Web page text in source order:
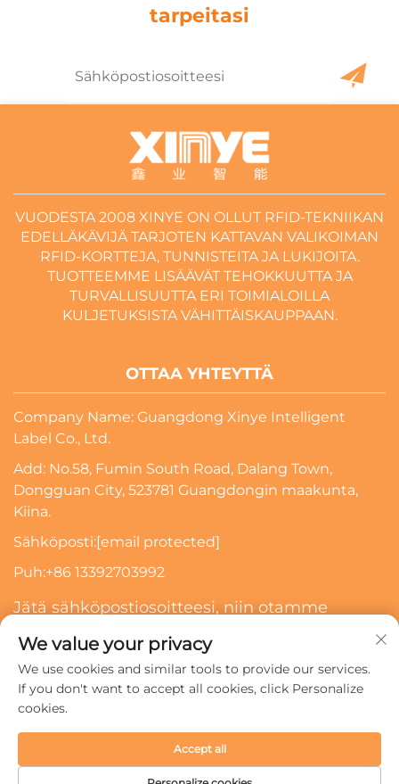
tarpeitasi
VUODESTA 2008 XINYE ON OLLUT RFID-TEKNIIKAN
EDELLÄKÄVIJÄ TARJOTEN KATTAVAN VALIKOIMAN
RFID-KORTTEJA, TUNNISTEITA JA LUKIJOITA.
TUOTTEEMME LISÄÄVÄT TEHOKKUUTTA JA
TURVALLISUUTTA ERI TOIMIALOILLA
KULJETUKSISTA VÄHITTÄISKAUPPAAN.
OTTAA YHTEYTTÄ
Company Name: Guangdong Xinye Intelligent
Label Co., Ltd.
Add: No.58, Fumin South Road, Dalang Town,
Dongguan City, 523781 Guangdongin maakunta,
Kiina.
Sähköposti:[email protected]
Puh:+86 13392703992
Jätä sähköpostiosoitteesi, niin otamme
Tilaa
Ltd. Kaikki oikeudet pidätetään.
We value your privacy
We use cookies and similar tools to provide our services.
If you don't want to accept all cookies, click Personalize
cookies.
Accept all